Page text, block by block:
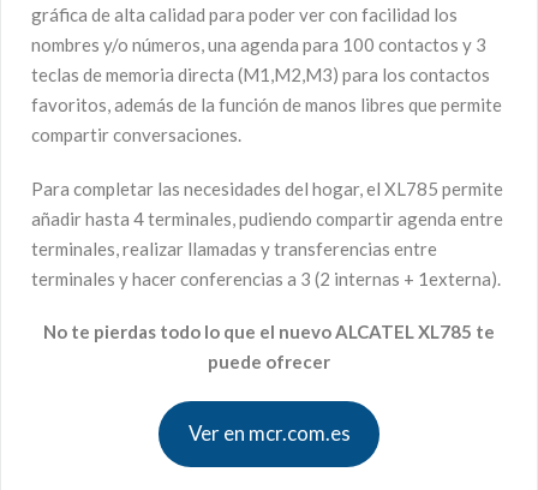
gráfica de alta calidad para poder ver con facilidad los
nombres y/o números, una agenda para 100 contactos y 3
teclas de memoria directa (M1,M2,M3) para los contactos
favoritos, además de la función de manos libres que permite
compartir conversaciones.
Para completar las necesidades del hogar, el XL785 permite
añadir hasta 4 terminales, pudiendo compartir agenda entre
terminales, realizar llamadas y transferencias entre
terminales y hacer conferencias a 3 (2 internas + 1externa).
No te pierdas todo lo que el nuevo ALCATEL XL785 te
puede ofrecer
Ver en mcr.com.es